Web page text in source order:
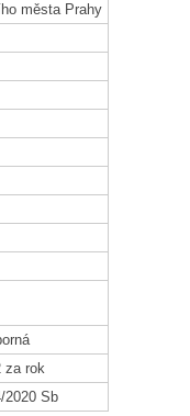
města Prahy
za rok
2020 Sb